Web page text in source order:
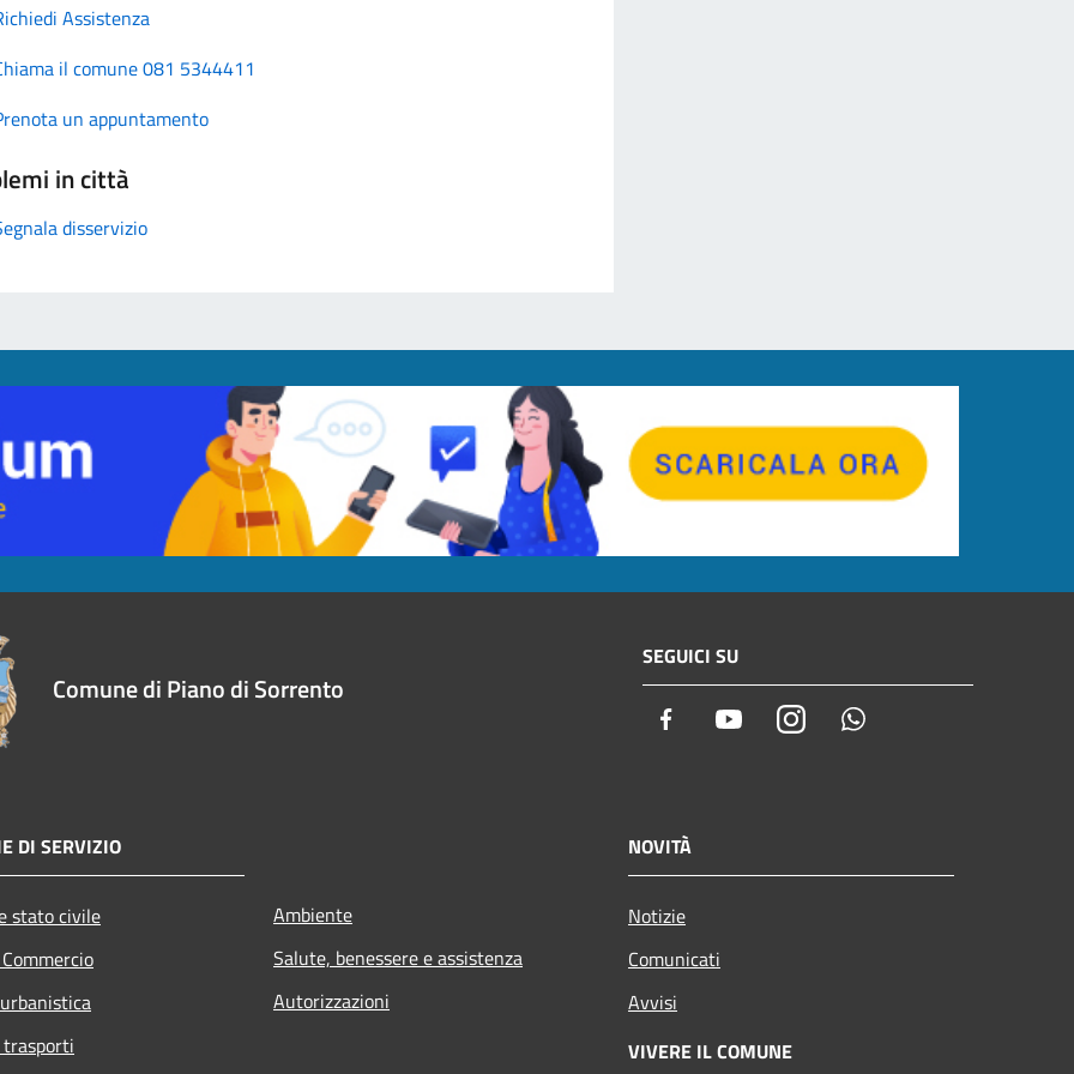
Assistenza
il comune 081 5344411
un appuntamento
in città
disservizio
Comune di Piano di Sorrento
SEGUICI SU
Facebook YoutubeInstagram
DI SERVIZIO
stato civile
Ambiente
Salute, benessere e assistenza
Autorizzazioni
NOVITÀ
Notizie
Comunicati
Avvisi
VIVERE IL COMUNE